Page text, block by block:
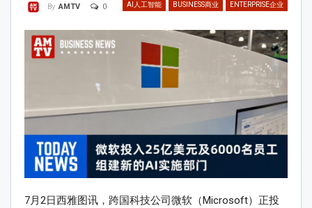
AI人工智能 BUSINESS商业 ENTERPRISE企业
By AMTV 0
7月2日西雅图讯，跨国科技公司微软（Microsoft）正投